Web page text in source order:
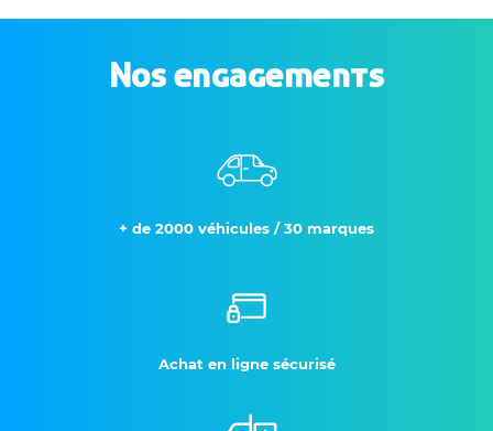
Nos engagements
+ de 2000 véhicules / 30 marques
Achat en ligne sécurisé